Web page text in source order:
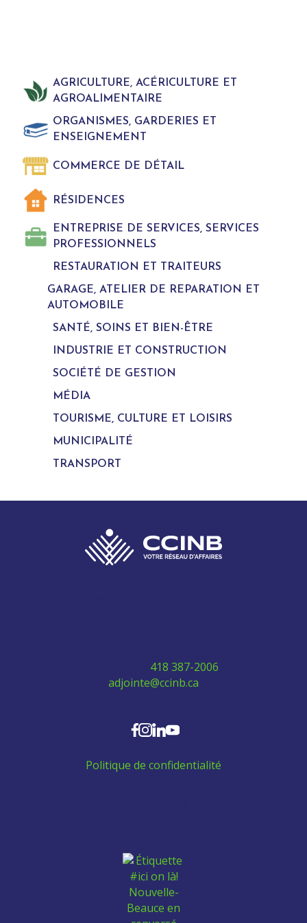
AGRICULTURE, ACÉRICULTURE ET
AGROALIMENTAIRE
ORGANISMES, GARDERIES ET
ENSEIGNEMENT
COMMERCE DE DÉTAIL
RÉSIDENCES
ENTREPRISE DE SERVICES, SERVICES
PROFESSIONNELS
RESTAURATION ET TRAITEURS
GARAGE, ATELIER DE REPARATION ET
AUTOMOBILE
SANTÉ, SOINS ET BIEN-ÊTRE
INDUSTRIE ET CONSTRUCTION
SOCIÉTÉ DE GESTION
MÉDIA
TOURISME, CULTURE ET LOISIRS
MUNICIPALITÉ
TRANSPORT
418 387-2006
adjointe@ccinb.ca
Politique de confidentialité